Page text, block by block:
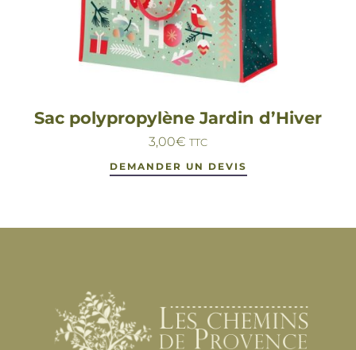
Sac polypropylène Jardin d’Hiver
3,00€ TTC
DEMANDER UN DEVIS